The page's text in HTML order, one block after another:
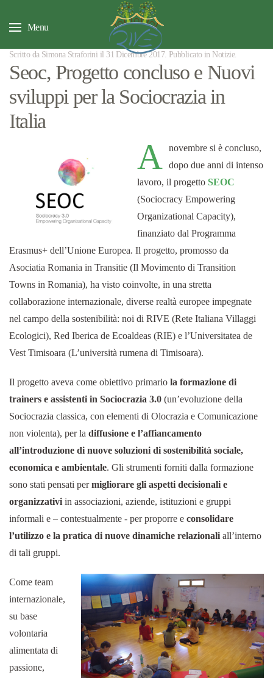
Menu
Scritto da Simona Straforini il31 Dicembre 2017. Pubblicato in Notizie.
Seoc, Progetto concluso e Nuovi
sviluppi per la Sociocrazia in
Italia
A novembre si è concluso,
dopo due anni di intenso
lavoro, il progetto SEOC
(Sociocracy Empowering
Organizational Capacity),
finanziato dal Programma
Erasmus+ dell’Unione Europea. Il progetto, promosso da
Asociatia Romania in Transitie (Il Movimento di Transition
Towns in Romania), ha visto coinvolte, in una stretta
collaborazione internazionale, diverse realtà europee impegnate
nel campo della sostenibilità: noi di RIVE (Rete Italiana Villaggi
Ecologici), Red Iberica de Ecoaldeas (RIE) e l’Universitatea de
Vest Timisoara (L’università rumena di Timisoara).
Il progetto aveva come obiettivo primario la formazione di
trainers e assistenti in Sociocrazia 3.0 (un’evoluzione della
Sociocrazia classica, con elementi di Olocrazia e Comunicazione
non violenta), per la diffusione e l’affiancamento
all’introduzione di nuove soluzioni di sostenibilità sociale,
economica e ambientale. Gli strumenti forniti dalla formazione
sono stati pensati permigliorare gli aspetti decisionali e
organizzativi in associazioni, aziende, istituzioni e gruppi
informali e – contestualmente - per proporre e consolidare
l’utilizzo e la pratica di nuove dinamiche relazionali all’interno
di tali gruppi.
Come team
internazionale,
su base
volontaria
alimentata di
passione,